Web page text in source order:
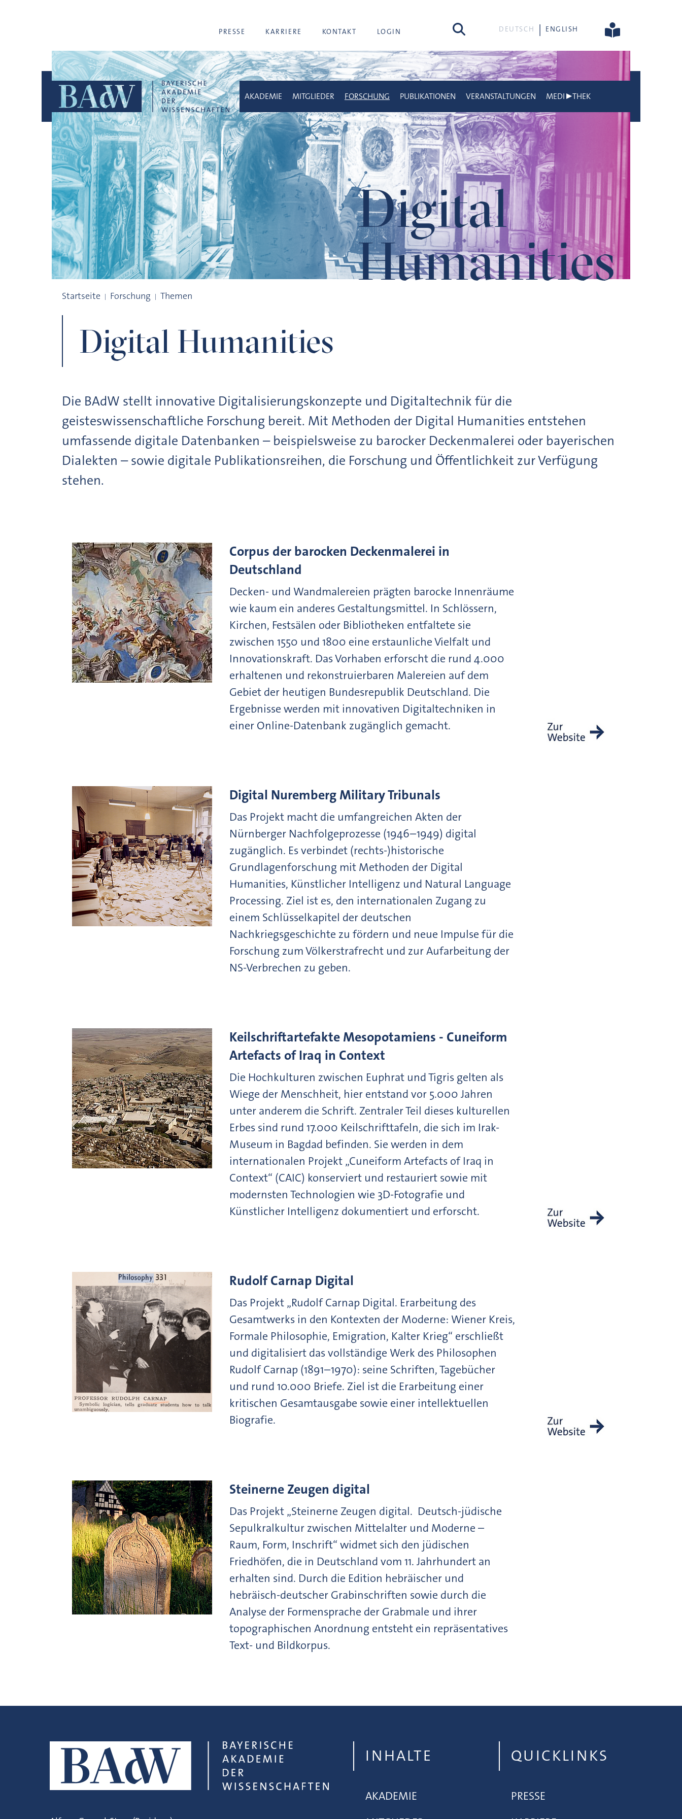
PRESSE KARRIERE KONTAKT LOGIN Suche DEUTSCH ENGLISH
Digital
Humanities
AKADEMIE MITGLIEDER FORSCHUNG PUBLIKATIONEN VERANSTALTUNGEN MEDI▶THEK
Startseite Forschung Themen
Digital Humanities
Die BAdW stellt innovative Digitalisierungskonzepte und Digitaltechnik für die
geisteswissenschaftliche Forschung bereit. Mit Methoden der Digital Humanities entstehen
umfassende digitale Datenbanken – beispielsweise zu barocker Deckenmalerei oder bayerischen
Dialekten – sowie digitale Publikationsreihen, die Forschung und Öffentlichkeit zur Verfügung
stehen.
Corpus der barocken Deckenmalerei in
Deutschland
Decken- und Wandmalereien prägten barocke Innenräume
wie kaum ein anderes Gestaltungsmittel. In Schlössern,
Kirchen, Festsälen oder Bibliotheken entfaltete sie
zwischen 1550 und 1800 eine erstaunliche Vielfalt und
Innovationskraft. Das Vorhaben erforscht die rund 4.000
erhaltenen und rekonstruierbaren Malereien auf dem
Gebiet der heutigen Bundesrepublik Deutschland. Die
Ergebnisse werden mit innovativen Digitaltechniken in
einer Online-Datenbank zugänglich gemacht.
Digital Nuremberg Military Tribunals
Das Projekt macht die umfangreichen Akten der
Nürnberger Nachfolgeprozesse (1946–1949) digital
zugänglich. Es verbindet (rechts-)historische
Grundlagenforschung mit Methoden der Digital
Humanities, Künstlicher Intelligenz und Natural Language
Processing. Ziel ist es, den internationalen Zugang zu
einem Schlüsselkapitel der deutschen
Nachkriegsgeschichte zu fördern und neue Impulse für die
Forschung zum Völkerstrafrecht und zur Aufarbeitung der
NS-Verbrechen zu geben.
Keilschriftartefakte Mesopotamiens - Cuneiform
Artefacts of Iraq in Context
Die Hochkulturen zwischen Euphrat und Tigris gelten als
Wiege der Menschheit, hier entstand vor 5.000 Jahren
unter anderem die Schrift. Zentraler Teil dieses kulturellen
Erbes sind rund 17.000 Keilschrifttafeln, die sich im Irak-
Museum in Bagdad befinden. Sie werden in dem
internationalen Projekt „Cuneiform Artefacts of Iraq in
Context“ (CAIC) konserviert und restauriert sowie mit
modernsten Technologien wie 3D-Fotografie und
Künstlicher Intelligenz dokumentiert und erforscht.
Rudolf Carnap Digital
Das Projekt „Rudolf Carnap Digital. Erarbeitung des
Gesamtwerks in den Kontexten der Moderne: Wiener Kreis,
Formale Philosophie, Emigration, Kalter Krieg“ erschließt
und digitalisiert das vollständige Werk des Philosophen
Rudolf Carnap (1891–1970): seine Schriften, Tagebücher
und rund 10.000 Briefe. Ziel ist die Erarbeitung einer
kritischen Gesamtausgabe sowie einer intellektuellen
Biografie.
Steinerne Zeugen digital
Das Projekt „Steinerne Zeugen digital. Deutsch-jüdische
Sepulkralkultur zwischen Mittelalter und Moderne –
Raum, Form, Inschrift“ widmet sich den jüdischen
Friedhöfen, die in Deutschland vom 11. Jahrhundert an
erhalten sind. Durch die Edition hebräischer und
hebräisch-deutscher Grabinschriften sowie durch die
Analyse der Formensprache der Grabmale und ihrer
topographischen Anordnung entsteht ein repräsentatives
Text- und Bildkorpus.
INHALTE
AKADEMIE
QUICKLINKS
PRESSE